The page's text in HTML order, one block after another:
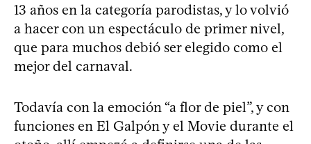
13 años en la categoría parodistas, y lo volvió
a hacer con un espectáculo de primer nivel,
que para muchos debió ser elegido como el
mejor del carnaval.
Todavía con la emoción “a flor de piel”, y con
funciones en El Galpón y el Movie durante el